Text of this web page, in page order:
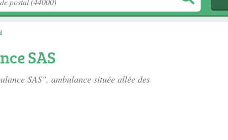
SAS
SAS", ambulance située allée des